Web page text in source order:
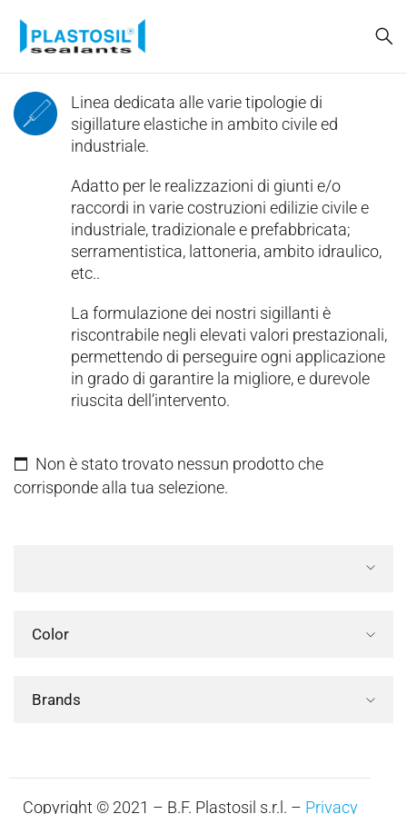
Linea dedicata alle varie tipologie di
sigillature elastiche in ambito civile ed
industriale.
Adatto per le realizzazioni di giunti e/o
raccordi in varie costruzioni edilizie civile e
industriale, tradizionale e prefabbricata;
serramentistica, lattoneria, ambito idraulico,
etc..
La formulazione dei nostri sigillanti è
riscontrabile negli elevati valori prestazionali,
permettendo di perseguire ogni applicazione
in grado di garantire la migliore, e durevole
riuscita dell’intervento.
Non è stato trovato nessun prodotto che
corrisponde alla tua selezione.
Color
Brands
Copyright © 2021 – B.F. Plastosil s.r.l. – Privacy